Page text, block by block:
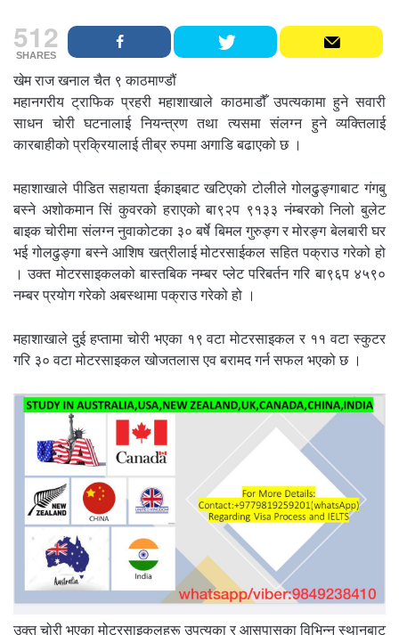
512
SHARES
खेम राज खनाल चैत ९ काठमाण्डौं
महानगरीय ट्राफिक प्रहरी महाशाखाले काठमाडौँ उपत्यकामा हुने सवारी
साधन चोरी घटनालाई नियन्त्रण तथा त्यसमा संलग्न हुने व्यक्तिलाई
कारबाहीको प्रक्रियालाई तीब्र रुपमा अगाडि बढाएको छ ।
महाशाखाले पीडित सहायता ईकाइबाट खटिएको टोलीले गोलढुङ्गाबाट गंगबु
बस्ने अशोकमान सिं कुवरको हराएको बा९२प ९१३३ नंम्बरको निलो बुलेट
बाइक चोरीमा संलग्न नुवाकोटका ३० बर्षे बिमल गुरुङ्ग र मोरङ्ग बेलबारी घर
भई गोलढुङ्गा बस्ने आशिष खत्रीलाई मोटरसाईकल सहित पक्राउ गरेको हो
। उक्त मोटरसाइकलको बास्तबिक नम्बर प्लेट परिबर्तन गरि बा९६प ४५९०
नम्बर प्रयोग गरेको अबस्थामा पक्राउ गरेको हो ।
महाशाखाले दुई हप्तामा चोरी भएका १९ वटा मोटरसाइकल र ११ वटा स्कुटर
गरि ३० वटा मोटरसाइकल खोजतलास एव बरामद गर्न सफल भएको छ ।
उक्त चोरी भएका मोटरसाइकलहरू उपत्यका र आसपासका विभिन्न स्थानबाट